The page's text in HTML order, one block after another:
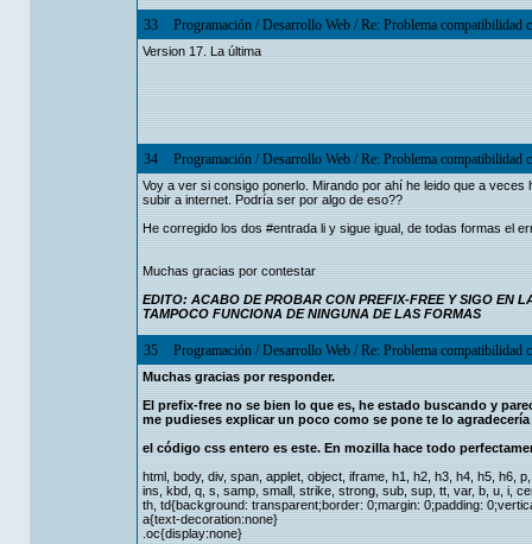
33 Programación/Desarrollo Web/Re: Problema compatibilidad
Version 17. La última
34 Programación/Desarrollo Web/Re: Problema compatibilidad
Voy a ver si consigo ponerlo. Mirando por ahí he leido que a
subir a internet. Podría ser por algo de eso??
He corregido los dos #entrada li y sigue igual, de todas formas el
Muchas gracias por contestar
EDITO: ACABO DE PROBAR CON PREFIX-FREE Y SIGO EN
TAMPOCO FUNCIONA DE NINGUNA DE LAS FORMAS
35 Programación/Desarrollo Web/Re: Problema compatibilidad
Muchas gracias por responder.
El prefix-free no se bien lo que es, he estado buscando y
me pudieses explicar un poco como se pone te lo
el código css entero es este. En mozilla hace todo
html, body, div, span, applet, object, iframe, h1, h2, h3, h4, h5, h6,
ins, kbd, q, s, samp, small, strike, strong, sub, sup, tt, var, b, u, i,
th, td{background: transparent;border: 0;margin: 0;padding:
a{text-decoration:none}
.oc{display:none}